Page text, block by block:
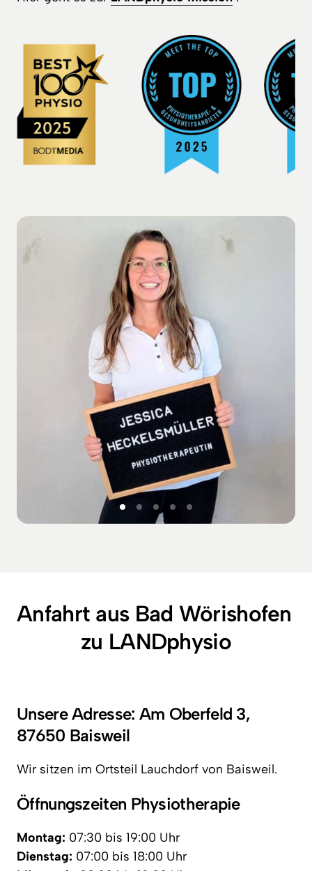
Slide 1 of 5
Anfahrt aus Bad Wörishofen
zu LANDphysio
Unsere Adresse: Am Oberfeld 3,
87650 Baisweil
Wir sitzen im Ortsteil Lauchdorf von Baisweil.
Öffnungszeiten Physiotherapie
Montag:
Dienstag: